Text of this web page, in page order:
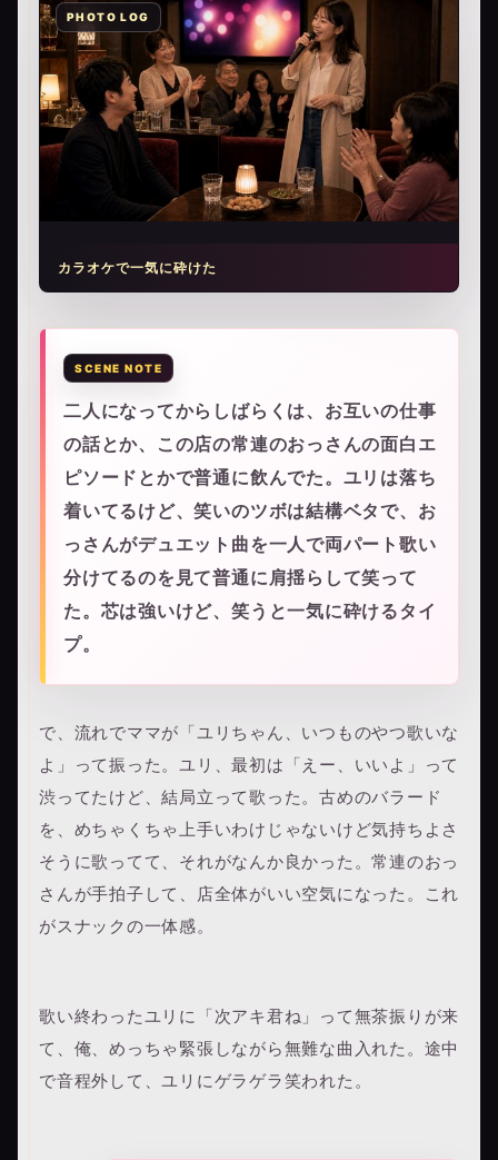
カラオケで一気に砕けた
二人になってからしばらくは、お互いの仕事
の話とか、この店の常連のおっさんの面白エ
ピソードとかで普通に飲んでた。ユリは落ち
着いてるけど、笑いのツボは結構ベタで、お
っさんがデュエット曲を一人で両パート歌い
分けてるのを見て普通に肩揺らして笑って
た。芯は強いけど、笑うと一気に砕けるタイ
プ。
で、流れでママが「ユリちゃん、いつものやつ歌いな
よ」って振った。ユリ、最初は「えー、いいよ」って
渋ってたけど、結局立って歌った。古めのバラード
を、めちゃくちゃ上手いわけじゃないけど気持ちよさ
そうに歌ってて、それがなんか良かった。常連のおっ
さんが手拍子して、店全体がいい空気になった。これ
がスナックの一体感。
歌い終わったユリに「次アキ君ね」って無茶振りが来
て、俺、めっちゃ緊張しながら無難な曲入れた。途中
で音程外して、ユリにゲラゲラ笑われた。